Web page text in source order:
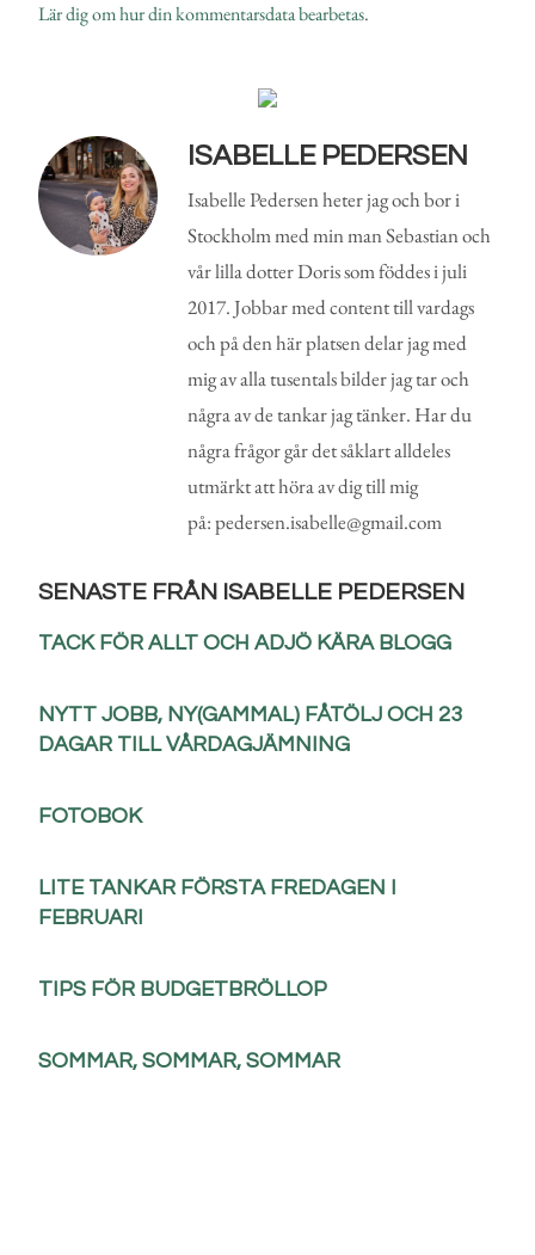
Lär dig om hur din kommentarsdata bearbetas.
ISABELLE PEDERSEN
Isabelle Pedersen heter jag och bor i
Stockholm med min man Sebastian och
vår lilla dotter Doris som föddes i juli
2017. Jobbar med content till vardags
och på den här platsen delar jag med
mig av alla tusentals bilder jag tar och
några av de tankar jag tänker. Har du
några frågor går det såklart alldeles
utmärkt att höra av dig till mig
på: pedersen.isabelle@gmail.com
SENASTE FRÅN ISABELLE PEDERSEN
TACK FÖR ALLT OCH ADJÖ KÄRA BLOGG
NYTT JOBB, NY(GAMMAL) FÅTÖLJ OCH 23
DAGAR TILL VÅRDAGJÄMNING
FOTOBOK
LITE TANKAR FÖRSTA FREDAGEN I
FEBRUARI
TIPS FÖR BUDGETBRÖLLOP
SOMMAR, SOMMAR, SOMMAR